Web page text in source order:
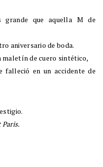
que aquella M de
aniversario de boda.
maletín de cuero sintético,
falleció en un accidente de